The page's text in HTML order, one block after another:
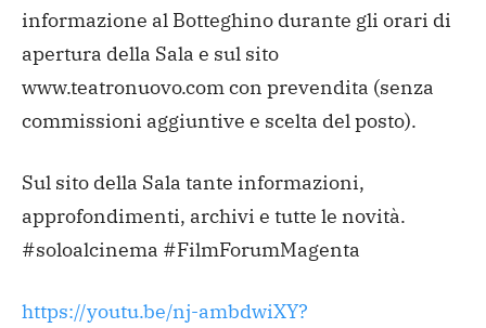
informazione al Botteghino durante gli orari di
apertura della Sala e sul sito
www.teatronuovo.com con prevendita (senza
commissioni aggiuntive e scelta del posto).
Sul sito della Sala tante informazioni,
approfondimenti, archivi e tutte le novità.
#soloalcinema #FilmForumMagenta
https://youtu.be/nj-ambdwiXY?